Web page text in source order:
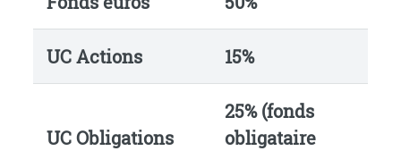
UC Actions 15%
UC Obligations
25% (fonds
obligataire